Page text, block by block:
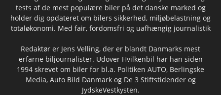
tests af de mest populære biler på det danske marked og
holder dig opdateret om bilers sikkerhed, miljøbelastning og
totaløkonomi. Med fair, fordomsfri og uafhængig journalistik
Redaktør er Jens Velling, der er blandt Danmarks mest
erfarne biljournalister. Udover Hvilkenbil har han siden
1994 skrevet om biler for bl.a. Politiken AUTO, Berlingske
Media, Auto Bild Danmark og De 3 Stiftstidender og
JydskeVestkysten.